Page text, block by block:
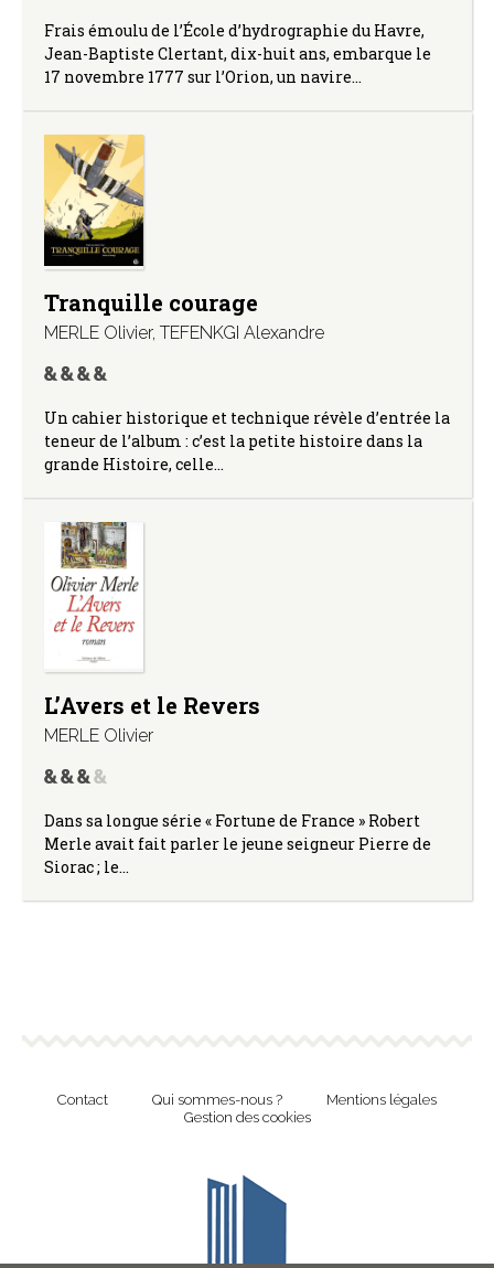
Frais émoulu de l’École d’hydrographie du Havre,
Jean-Baptiste Clertant, dix-huit ans, embarque le
17 novembre 1777 sur l’Orion, un navire…
Tranquille courage
MERLE Olivier, TEFENKGI Alexandre
Un cahier historique et technique révèle d’entrée la
teneur de l’album : c’est la petite histoire dans la
grande Histoire, celle…
L’Avers et le Revers
MERLE Olivier
Dans sa longue série « Fortune de France » Robert
Merle avait fait parler le jeune seigneur Pierre de
Siorac ; le…
Contact Qui sommes-nous ?
Mentions légales
Gestion des cookies